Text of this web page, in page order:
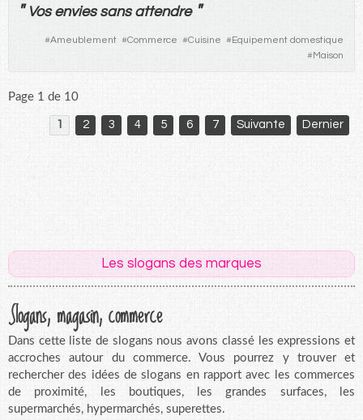
" Vos envies sans attendre "
#Ameublement #Commerce #Cuisine #Equipement domestique
#Maison
Page 1 de 10
1 2 3 4 5 6 7 Suivante Dernier
Les slogans des marques
Slogans, magasin, commerce
Dans cette liste de slogans nous avons classé les expressions et
accroches autour du commerce. Vous pourrez y trouver et
rechercher des idées de slogans en rapport avec les commerces
de proximité, les boutiques, les grandes surfaces, les
supermarchés, hypermarchés, superettes.